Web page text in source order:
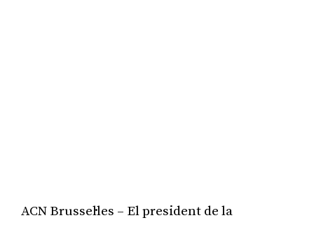
ACN Brussel·les – El president de la